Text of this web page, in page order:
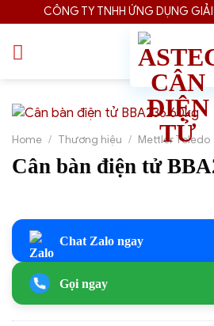
to
content
CÔNG TY TNHH ỨNG DỤNG
Home / Thương hiệu / Mettler Toledo
Cân bàn điện tử
Chat Zalo ngay
Gọi ngay